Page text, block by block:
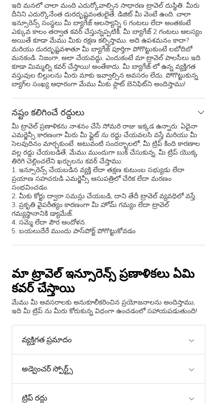
ఇది మనలో చాలా మంది ఎదుర్కోవాల్సిన సాధారణ ట్రావెల్ దుస్థితి. మీరు
దీనిని ఎదుర్కొనేంత దురదృష్టవంతులైతే, డిజిట్ మీ వెంటే ఉంది. చాలా
ఇన్సూరెన్స్ సంస్థలు మీ బ్యాగేజ్ ఆలస్యాన్ని 6 గంటలు లేదా అంతకంటే
ఎక్కువ కాలం తర్వాత కవర్ చేస్తున్నప్పటికీ, మీ బ్యాగేజ్ 2 గంటలు ఆలస్యం
అయితే కూడా మేము మీకు రక్షణ కల్పిస్తాము. అది ఉపశమనం కాదా?
మరియు దురదృష్టవశాతూ మీ బ్యాగేజ్ పూర్తిగా పోగొట్టుకుంటే లబోదిబో
మనకండి. నిజంగా, అలా చేయవద్దు, ఎందుకంటే మా ట్రావెల్ పాలసీలు ఇది
కూడా మిమ్మల్ని కవర్ చేస్తాయి! అంతేకాదు, మీ బ్యాగేజ్ లో ఉన్న వ్యక్తిగత
వస్తువుల బిల్లులను మీరు మాకు ఇవ్వాల్సిన అవసరం లేదు. పోగొట్టుకున్న
బ్యాగ్‌ల సంఖ్య ఆధారంగా మేము మీకు ఫ్లాట్ బెనిఫిట్‌ని అందిస్తాము!
నష్టం కలిగించే రద్దులు
మీ ట్రావెల్ ప్రణాళికను నాశనం చేసే సోమరి రాజు ఇక్కడ ఉన్నారు: ఏదైనా
ఎమర్జెన్సీ కారణంగా మీరు మీ ఫ్లైట్ ను రద్దు చేయవలసి వస్తే మరియు మీ
సెలవుదినం మార్చకుంటే. అటువంటి సందర్భాలలో, మీ ట్రిప్ కింది కారణాల
వల్ల రద్దు చేయబడితే, మేము ముందుగా బుక్ చేసుకున్న, మీ ట్రిప్ యొక్క
తిరిగి చెల్లించలేని ఖర్చులను కవర్ చేస్తాము:
1. ఇన్సూరెన్స్ చేయబడిన వ్యక్తి లేదా తక్షణ కుటుంబ సభ్యుడు లేదా
ప్రయాణ సహచరుడి ఎమర్జెన్సీ ఆసుపత్రిలో చేరిక లేదా మరణం
సంభవించడం.
2. మీకు కోర్టు ద్వారా సమన్లు చేయబడి, దాని తేదీ ట్రావెల్ వ్యవధిలో వస్తే.
3. ప్రకృతి వైపరీత్యం కారణంగా మీ హోమ్ గమ్యం లేదా ట్రావెల్
గమ్యస్థానానికి డ్యామేజ్.
4. సమ్మె లేదా పౌర ఆందోళన.
5. బయలుదేరే ముందు పాస్‌పోర్ట్ పోగొట్టుకోవడం
మా ట్రావెల్ ఇన్సూరెన్స్ ప్రణాళికలు ఏమి
కవర్ చేస్తాయి
మేము మీ అవసరాలకు అనుకూలీకరించిన ప్రయోజనాలను అందిస్తాము,
ఇది మీ ట్రిప్ ను మీరు కోరుకున్న విధంగా ఉంచడంలో సహాయపడుతుంది!
వ్యక్తిగత ప్రమాదం
అడ్వెంచర్ స్పోర్ట్స్
ట్రిప్ రద్దు